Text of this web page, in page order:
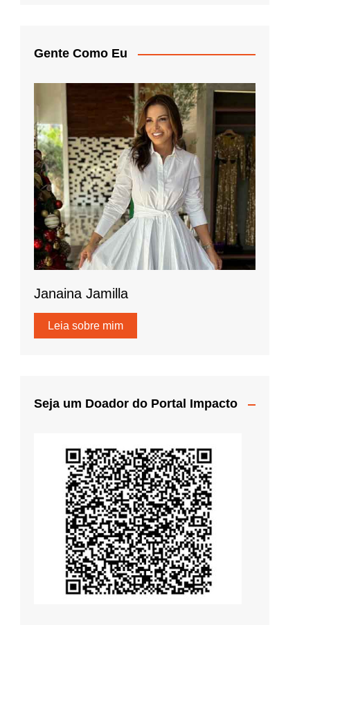
Gente Como Eu
Janaina Jamilla
Leia sobre mim
Seja um Doador do Portal Impacto